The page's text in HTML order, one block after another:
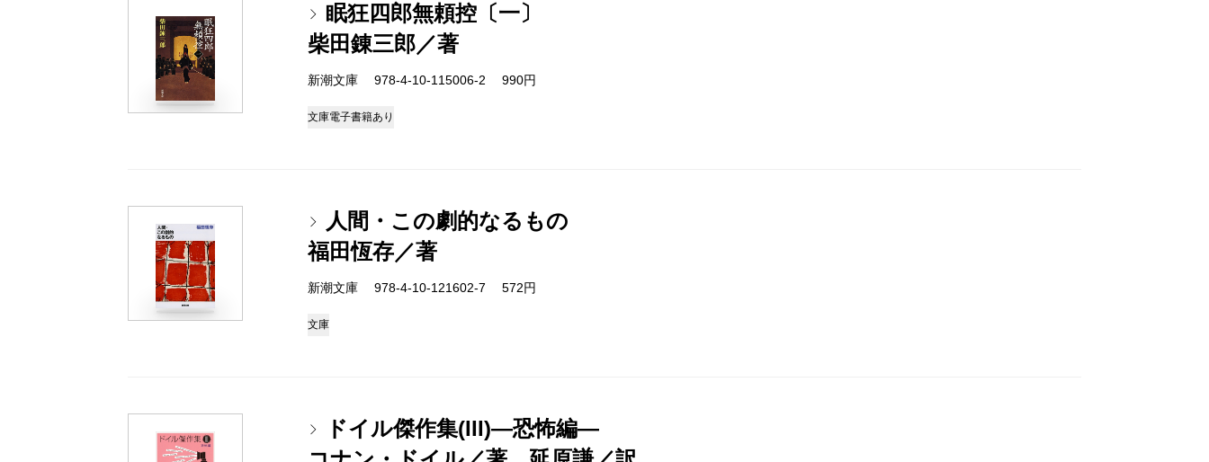
眠狂四郎無頼控〔一〕
柴田錬三郎／著
新潮文庫 978-4-10-115006-2 990円
文庫電子書籍あり
人間・この劇的なるもの
福田恆存／著
新潮文庫 978-4-10-121602-7 572円
文庫
ドイル傑作集(III)―恐怖編―